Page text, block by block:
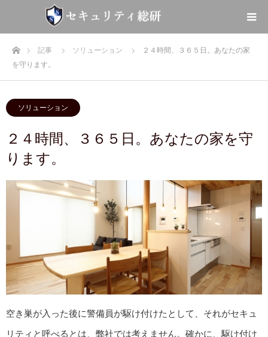
ホーム記事 ソリューション
２４時間、３６５日。あなたの家
を守ります。
ソリューション
２４時間、３６５日。あなたの家を守
ります。
空き巣が入った後に警備員が駆け付けたとして、それがセキュ
リティと呼べるとは、弊社では考えません。確かに、駆け付け